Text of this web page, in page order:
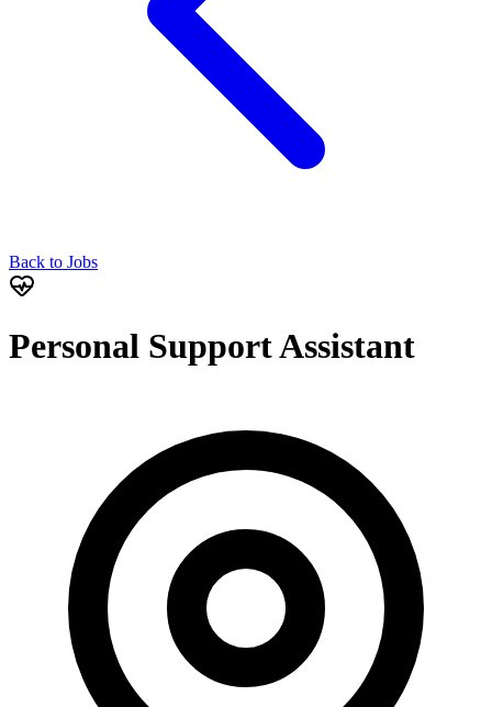
Back to Jobs
Personal Support Assistant